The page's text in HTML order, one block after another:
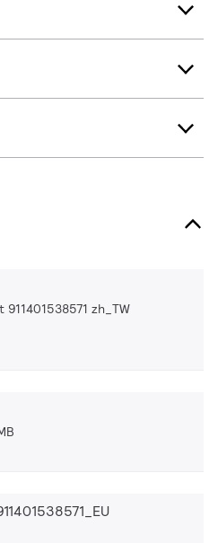
zh_TW